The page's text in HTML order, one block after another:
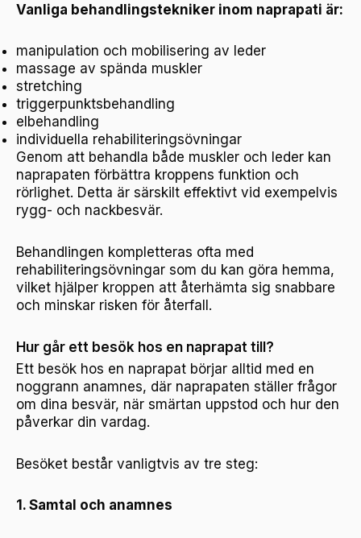
Vanliga behandlingstekniker inom naprapati är:
manipulation och mobilisering av leder
massage av spända muskler
stretching
triggerpunktsbehandling
elbehandling
individuella rehabiliteringsövningar
Genom att behandla både muskler och leder kan
naprapaten förbättra kroppens funktion och
rörlighet. Detta är särskilt effektivt vid exempelvis
rygg- och nackbesvär.
Behandlingen kompletteras ofta med
rehabiliteringsövningar som du kan göra hemma,
vilket hjälper kroppen att återhämta sig snabbare
och minskar risken för återfall.
Hur går ett besök hos en naprapat till?
Ett besök hos en naprapat börjar alltid med en
noggrann anamnes, där naprapaten ställer frågor
om dina besvär, när smärtan uppstod och hur den
påverkar din vardag.
Besöket består vanligtvis av tre steg:
1. Samtal och anamnes